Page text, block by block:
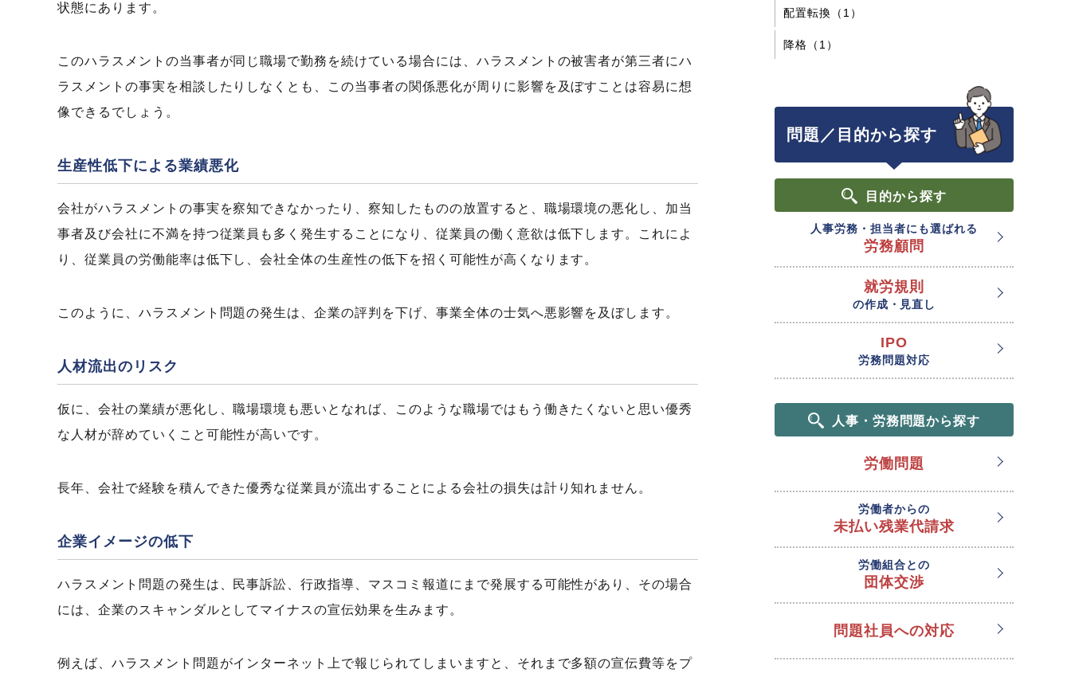
状態にあります。
このハラスメントの当事者が同じ職場で勤務を続けている場合には、ハラスメントの被害者が第三者にハ
ラスメントの事実を相談したりしなくとも、この当事者の関係悪化が周りに影響を及ぼすことは容易に想
像できるでしょう。
生産性低下による業績悪化
会社がハラスメントの事実を察知できなかったり、察知したものの放置すると、職場環境の悪化し、加当
事者及び会社に不満を持つ従業員も多く発生することになり、従業員の働く意欲は低下します。これによ
り、従業員の労働能率は低下し、会社全体の生産性の低下を招く可能性が高くなります。
このように、ハラスメント問題の発生は、企業の評判を下げ、事業全体の士気へ悪影響を及ぼします。
人材流出のリスク
仮に、会社の業績が悪化し、職場環境も悪いとなれば、このような職場ではもう働きたくないと思い優秀
な人材が辞めていくこと可能性が高いです。
長年、会社で経験を積んできた優秀な従業員が流出することによる会社の損失は計り知れません。
企業イメージの低下
ハラスメント問題の発生は、民事訴訟、行政指導、マスコミ報道にまで発展する可能性があり、その場合
には、企業のスキャンダルとしてマイナスの宣伝効果を生みます。
例えば、ハラスメント問題がインターネット上で報じられてしまいますと、それまで多額の宣伝費等をプ
配置転換（1）
降格（1）
問題／目的から探す
目的から探す
人事労務・担当者にも選ばれる
労務顧問
就労規則
の作成・見直し
IPO
労務問題対応
人事・労務問題から探す
労働問題
労働者からの
未払い残業代請求
労働組合との
団体交渉
問題社員への対応